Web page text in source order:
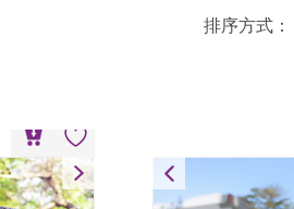
排序方式：
HK$